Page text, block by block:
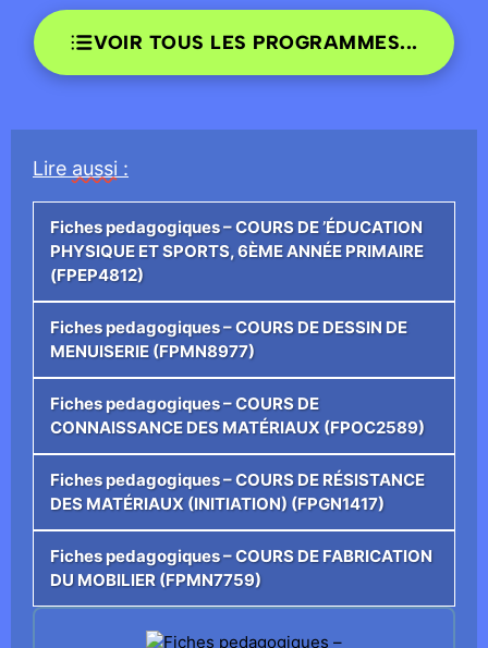
VOIR TOUS LES PROGRAMMES...
Lire aussi :
Fiches pedagogiques – COURS DE ’ÉDUCATION
PHYSIQUE ET SPORTS, 6ÈME ANNÉE PRIMAIRE
(FPEP4812)
Fiches pedagogiques – COURS DE DESSIN DE
MENUISERIE (FPMN8977)
Fiches pedagogiques – COURS DE
CONNAISSANCE DES MATÉRIAUX (FPOC2589)
Fiches pedagogiques – COURS DE RÉSISTANCE
DES MATÉRIAUX (INITIATION) (FPGN1417)
Fiches pedagogiques – COURS DE FABRICATION
DU MOBILIER (FPMN7759)